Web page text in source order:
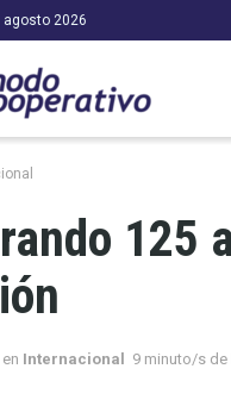
2026
125
en Internacional 9 minuto/s de